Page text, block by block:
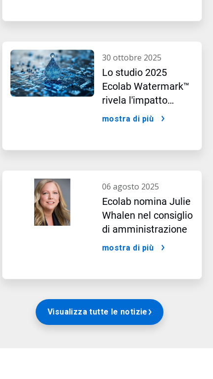
30 ottobre 2025
Lo studio 2025
Ecolab Watermark™
rivela l'impatto
nascosto
mostra di più
06 agosto 2025
Ecolab nomina Julie
Whalen nel consiglio
di amministrazione
mostra di più
Visualizza tutte le notizie